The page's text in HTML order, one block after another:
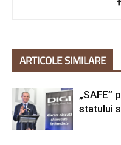
ARTICOLE SIMILARE
„SAFE”
statului